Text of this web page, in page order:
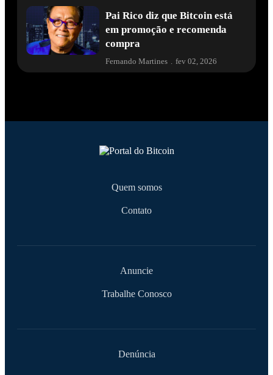
Pai Rico diz que Bitcoin está
em promoção e recomenda
compra
Fernando Martines fev 02, 2026
Quem somos
Contato
Anuncie
Trabalhe Conosco
Denúncia